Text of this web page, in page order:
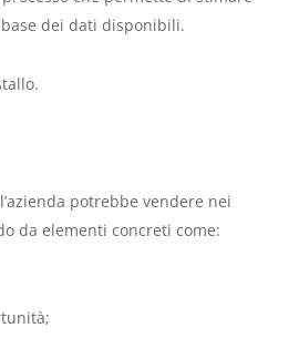
dei dati disponibili.
potrebbe vendere nei
da elementi concreti come: